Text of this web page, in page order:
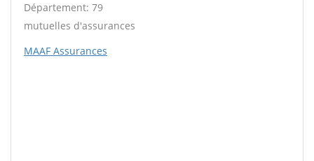
Département: 79
mutuelles d'assurances
MAAF Assurances